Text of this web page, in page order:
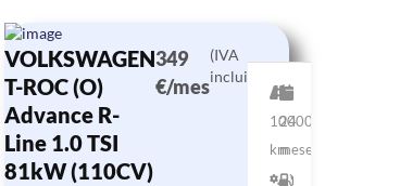
VOLKSWAGEN
T-ROC (O)
Advance R-
Line 1.0 TSI
81kW (110CV)
349
€/mes
(IVA
incluido)
10000
km
24
meses